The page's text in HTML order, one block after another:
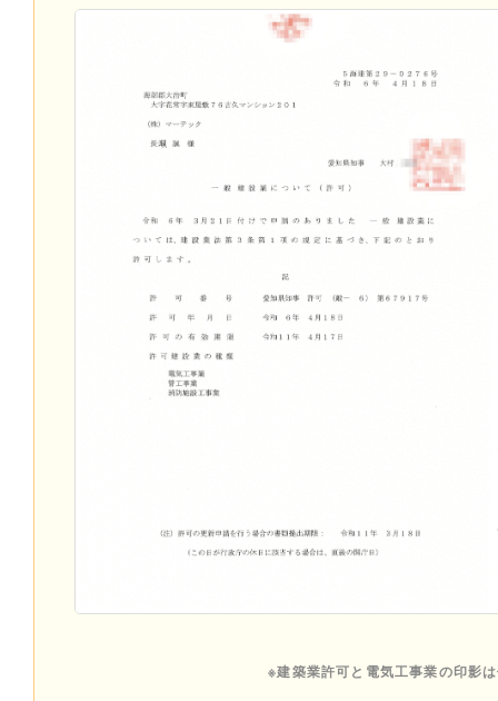
※建築業許可と電気工事業の印影